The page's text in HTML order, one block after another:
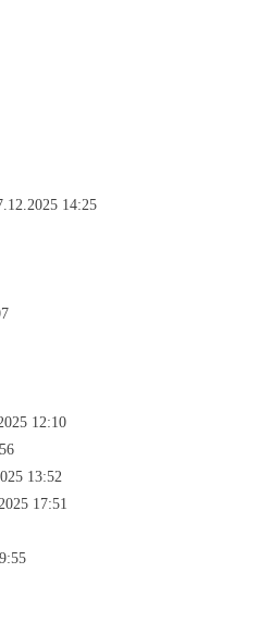
14:25
12:10
13:52
17:51